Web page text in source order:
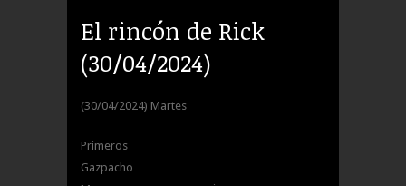
El rincón de Rick
(30/04/2024)
(30/04/2024) Martes
Primeros
Gazpacho